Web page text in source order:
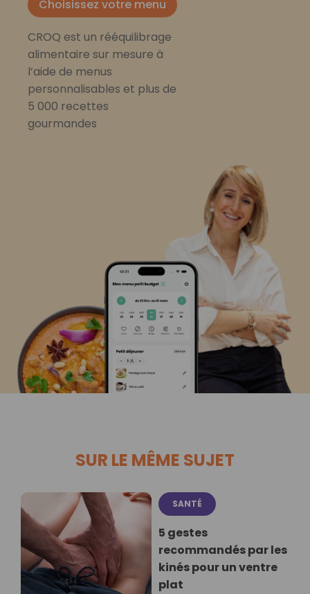
Choisissez votre menu
CROQ est un rééquilibrage
alimentaire sur mesure à
l’aide de menus
personnalisables et plus de
5 000 recettes
gourmandes
SUR LE MÊME SUJET
SANTÉ
5 gestes
recommandés par les
kinés pour un ventre
plat